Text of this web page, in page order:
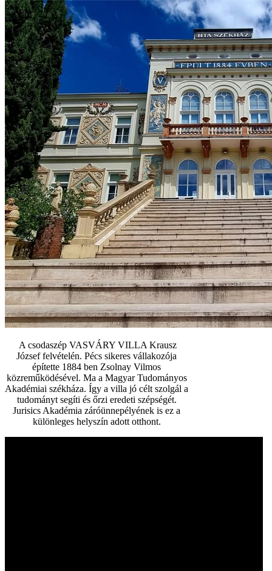
A csodaszép VASVÁRY VILLA Krausz
József felvételén. Pécs sikeres vállakozója
építette 1884 ben Zsolnay Vilmos
közreműködésével. Ma a Magyar Tudományos
Akadémiai székháza. Így a villa jó célt szolgál a
tudományt segíti és őrzi eredeti szépségét.
Jurisics Akadémia záróünnepélyének is ez a
különleges helyszín adott otthont.